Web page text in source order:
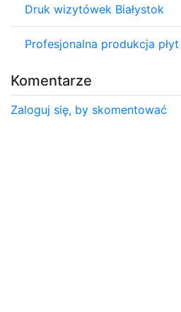
Druk wizytówek Białystok
Profesjonalna produkcja
Komentarze
Zaloguj się, by skomentować